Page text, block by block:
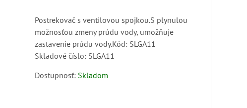
Postrekovač s ventilovou spojkou.S plynulou
možnosťou zmeny prúdu vody, umožňuje
zastavenie prúdu vody.Kód: SLGA11
Skladové číslo: SLGA11
Dostupnosť: Skladom